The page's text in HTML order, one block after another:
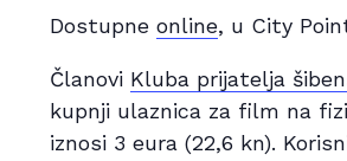
Dostupne online, u City
Članovi Kluba prijatelja
kupnji ulaznica za film na
iznosi 3 eura (22,6 kn).